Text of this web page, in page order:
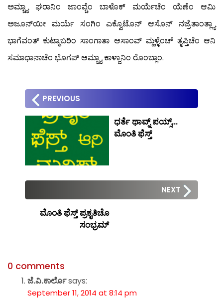
ಅಮ್ಚ್ಯಾ ಘರಾನಿಂ ಜಾಂವ್ಚೆಂ ಬಾಳೊಕ್ ಮರ್ಯೆಚೆಂ ಯೆಣೆಂ ಆಮಿ
ಅಜೂನ್‍ಯೀ ಮರ್ಯೆ ಸಂಗಿಂ ಎಕ್ವೊಟೊನ್ ಆಸೊನ್ ನಜ್ರೆತಾಂತ್ಲ್ಯಾ
ಭಾಗೆವಂತ್ ಕುಟ್ಮಾಬರಿಂ ಸಾಂಗಾತಾ ಆಸಾಂವ್ ಮ್ಹಳ್ಳೆಂಚ್ ತೃಪ್ತಿಚೆಂ ಆನಿ
ಸಮಾಧಾನಾಚೆಂ ಭೊಗಪ್ ಆಮ್ಚ್ಯಾ ಕಾಳ್ಜಾನಿಂ ರೊಂಬ್ಲಾಂ.
PREVIOUS
ಧರ್ತೆ ಥಾವ್ನ್ ಪಯ್ಸ್…
ಮೊಂತಿ ಫೆಸ್ತ್
NEXT
ಮೊಂತಿ ಫೆಸ್ತ್ ಪ್ರಕೃತಿಚೊ
ಸಂಭ್ರಮ್
0 comments
ಜೆ.ವಿ.ಕಾರ್ಲೊsays:
September 11, 2014 at 8:14 pm